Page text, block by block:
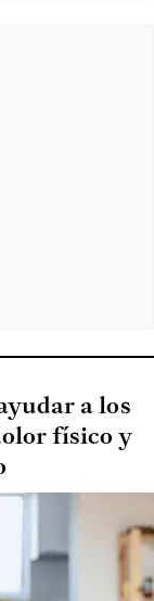
a los
físico y